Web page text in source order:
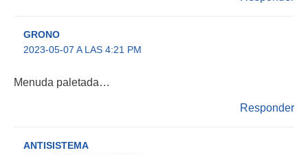
GRONO
2023-05-07 A LAS 4:21 PM
Menuda paletada…
Responder
ANTISISTEMA